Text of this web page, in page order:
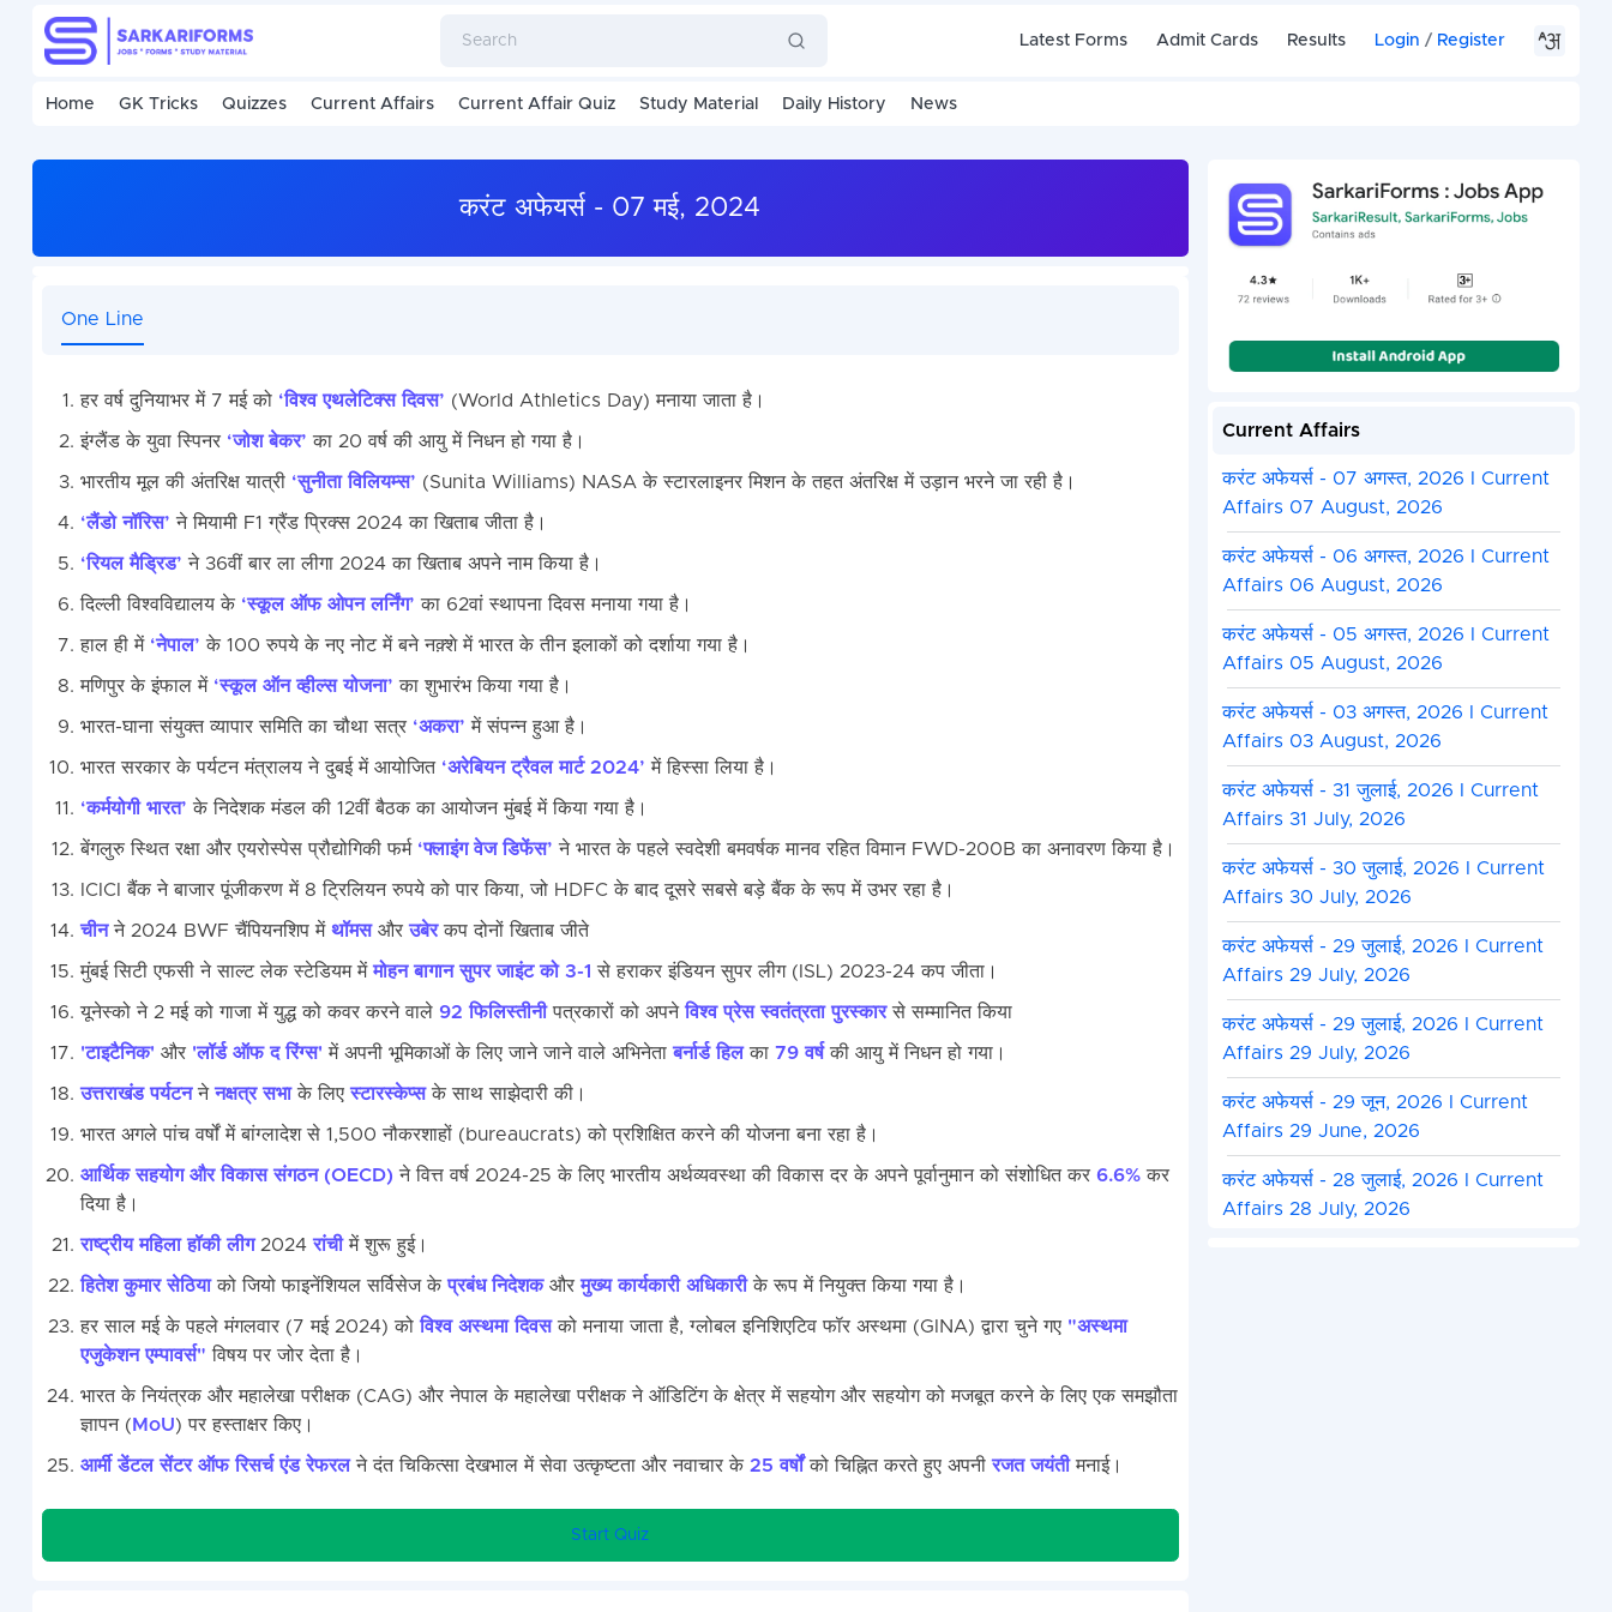
Latest Forms Admit Cards Results Login / Register
Home GK Tricks Quizzes Current Affairs Current Affair Quiz Study Material Daily History News
करंट अफेयर्स - 07 मई, 2024
One Line
हर वर्ष दुनियाभर में 7 मई को ‘विश्व एथलेटिक्स दिवस’ (World Athletics Day) मनाया जाता है।
इंग्लैंड के युवा स्पिनर ‘जोश बेकर’ का 20 वर्ष की आयु में निधन हो गया है।
भारतीय मूल की अंतरिक्ष यात्री ‘सुनीता विलियम्स’ (Sunita Williams) NASA के स्टारलाइनर मिशन के तहत अंतरिक्ष में उड़ान भरने जा रही है।
‘लैंडो नॉरिस’ ने मियामी F1 ग्रैंड प्रिक्स 2024 का खिताब जीता है।
‘रियल मैड्रिड’ ने 36वीं बार ला लीगा 2024 का खिताब अपने नाम किया है।
दिल्ली विश्वविद्यालय के ‘स्कूल ऑफ ओपन लर्निंग’ का 62वां स्थापना दिवस मनाया गया है।
हाल ही में ‘नेपाल’ के 100 रुपये के नए नोट में बने नक़्शे में भारत के तीन इलाकों को दर्शाया गया है।
मणिपुर के इंफाल में ‘स्कूल ऑन व्हील्स योजना’ का शुभारंभ किया गया है।
भारत-घाना संयुक्त व्यापार समिति का चौथा सत्र ‘अकरा’में संपन्न हुआ है।
भारत सरकार के पर्यटन मंत्रालय ने दुबई में आयोजित ‘अरेबियन ट्रैवल मार्ट 2024’ में हिस्सा लिया है।
‘कर्मयोगी भारत’ के निदेशक मंडल की 12वीं बैठक का आयोजन मुंबई में किया गया है।
बेंगलुरु स्थित रक्षा और एयरोस्पेस प्रौद्योगिकी फर्म ‘फ्लाइंग वेज डिफेंस’ ने भारत के पहले स्वदेशी बमवर्षक मानव रहित विमान FWD-200B का अनावरण किया है।
ICICI बैंक ने बाजार पूंजीकरण में 8 ट्रिलियन रुपये को पार किया, जो HDFC के बाद दूसरे सबसे बड़े बैंक के रूप में उभर रहा है।
चीनने 2024 BWF चैंपियनशिप में थॉमसऔरउबेरकप दोनों खिताब जीते
मुंबई सिटी एफसी ने साल्ट लेक स्टेडियम मेंमोहन बागान सुपर जाइंट को 3-1 से हराकर इंडियन सुपर लीग (ISL) 2023-24 कप जीता।
यूनेस्को ने 2 मई को गाजा में युद्ध को कवर करने वाले 92 फिलिस्तीनीपत्रकारों को अपनेविश्व प्रेस स्वतंत्रता पुरस्कारसे सम्मानित किया
'टाइटैनिक' और 'लॉर्ड ऑफ द रिंग्स' में अपनी भूमिकाओं के लिए जाने जाने वाले अभिनेताबर्नार्ड हिलका 79 वर्षकी आयु में निधन हो गया।
उत्तराखंड पर्यटननेनक्षत्र सभाके लिएस्टारस्केप्सके साथ साझेदारी की।
भारत अगले पांच वर्षों में बांग्लादेश से 1,500 नौकरशाहों (bureaucrats) को प्रशिक्षित करने की योजना बना रहा है।
आर्थिक सहयोग और विकास संगठन (OECD) ने वित्त वर्ष 2024-25 के लिए भारतीय अर्थव्यवस्था की विकास दर के अपने पूर्वानुमान को संशोधित कर 6.6%कर
दिया है।
राष्ट्रीय महिला हॉकी लीग2024रांचीमें शुरू हुई।
हितेश कुमार सेठियाको जियो फाइनेंशियल सर्विसेज केप्रबंध निदेशकऔरमुख्य कार्यकारी अधिकारीके रूप में नियुक्त किया गया है।
हर साल मई के पहले मंगलवार (7 मई 2024) कोविश्व अस्थमा दिवसको मनाया जाता है, ग्लोबल इनिशिएटिव फॉर अस्थमा (GINA) द्वारा चुने गए "अस्थमा
एजुकेशन एम्पावर्स" विषय पर जोर देता है।
भारत के नियंत्रक और महालेखा परीक्षक (CAG) और नेपाल के महालेखा परीक्षक ने ऑडिटिंग के क्षेत्र में सहयोग और सहयोग को मजबूत करने के लिए एक समझौता
ज्ञापन ( MoU) पर हस्ताक्षर किए।
आर्मी डेंटल सेंटर ऑफ रिसर्च एंड रेफरलने दंत चिकित्सा देखभाल में सेवा उत्कृष्टता और नवाचार के 25 वर्षोंको चिह्नित करते हुए अपनीरजत जयंतीमनाई।
Start Quiz
Current Affairs
करंट अफेयर्स - 07 अगस्त, 2026 I Current
Affairs 07 August, 2026
करंट अफेयर्स - 06 अगस्त, 2026 I Current
Affairs 06 August, 2026
करंट अफेयर्स - 05 अगस्त, 2026 I Current
Affairs 05 August, 2026
करंट अफेयर्स - 03 अगस्त, 2026 I Current
Affairs 03 August, 2026
करंट अफेयर्स - 31 जुलाई, 2026 I Current
Affairs 31 July, 2026
करंट अफेयर्स - 30 जुलाई, 2026 I Current
Affairs 30 July, 2026
करंट अफेयर्स - 29 जुलाई, 2026 I Current
Affairs 29 July, 2026
करंट अफेयर्स - 29 जुलाई, 2026 I Current
Affairs 29 July, 2026
करंट अफेयर्स - 29 जून, 2026 I Current
Affairs 29 June, 2026
करंट अफेयर्स - 28 जुलाई, 2026 I Current
Affairs 28 July, 2026